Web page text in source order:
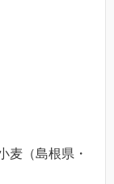
麦（島根県・